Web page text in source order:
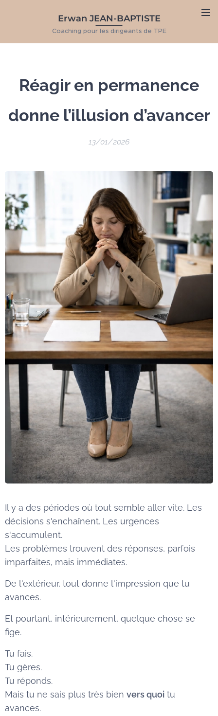
Erwan JEAN-BAPTISTE
Coaching pour les dirigeants de TPE
Réagir en permanence
donne l’illusion d’avancer
13/01/2026
Il y a des périodes où tout semble aller vite. Les
décisions s'enchaînent. Les urgences
s'accumulent.
Les problèmes trouvent des réponses, parfois
imparfaites, mais immédiates.
De l'extérieur, tout donne l'impression que tu
avances.
Et pourtant, intérieurement, quelque chose se
fige.
Tu fais.
Tu gères.
Tu réponds.
Mais tu ne sais plus très bien vers quoi tu
avances.